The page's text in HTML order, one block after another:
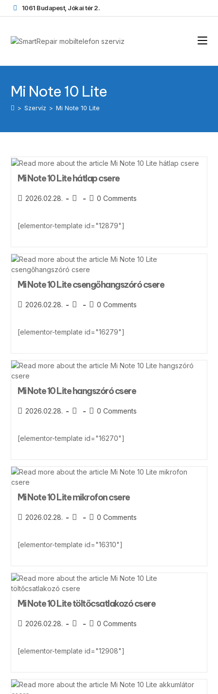
1061 Budapest, Jókai tér 2.
Mi Note 10 Lite
> Szervíz > Mi Note 10 Lite
Mi Note 10 Lite hátlap csere
2026.02.28. 0 Comments
[elementor-template id="12879"]
Mi Note 10 Lite csengőhangszóró csere
2026.02.28. 0 Comments
[elementor-template id="16279"]
Mi Note 10 Lite hangszóró csere
2026.02.28. 0 Comments
[elementor-template id="16270"]
Mi Note 10 Lite mikrofon csere
2026.02.28. 0 Comments
[elementor-template id="16310"]
Mi Note 10 Lite töltőcsatlakozó csere
2026.02.28. 0 Comments
[elementor-template id="12908"]